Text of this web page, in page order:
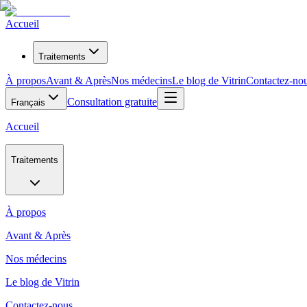
Accueil
Traitements
À proposAvant & AprèsNos médecinsLe blog de VitrinContactez-
Français Consultation gratuite
Accueil
Traitements
À propos
Avant & Après
Nos médecins
Le blog de Vitrin